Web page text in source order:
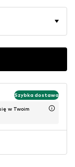
Szybka dostawa
w Twoim